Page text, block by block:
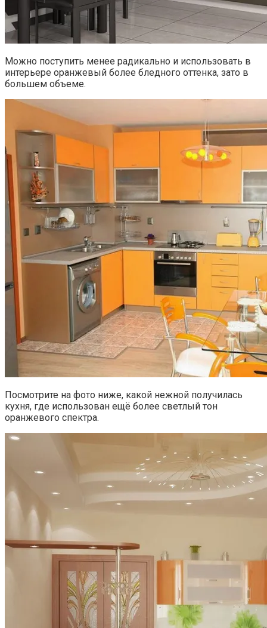
Можно поступить менее радикально и использовать в
интерьере оранжевый более бледного оттенка, зато в
большем объеме.
Посмотрите на фото ниже, какой нежной получилась
кухня, где использован ещё более светлый тон
оранжевого спектра.